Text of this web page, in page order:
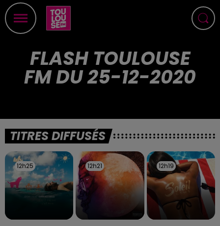
FLASH TOULOUSE
FM DU 25-12-2020
TITRES DIFFUSÉS
12h25
12h25 12h21
12h21 12h19
12h19